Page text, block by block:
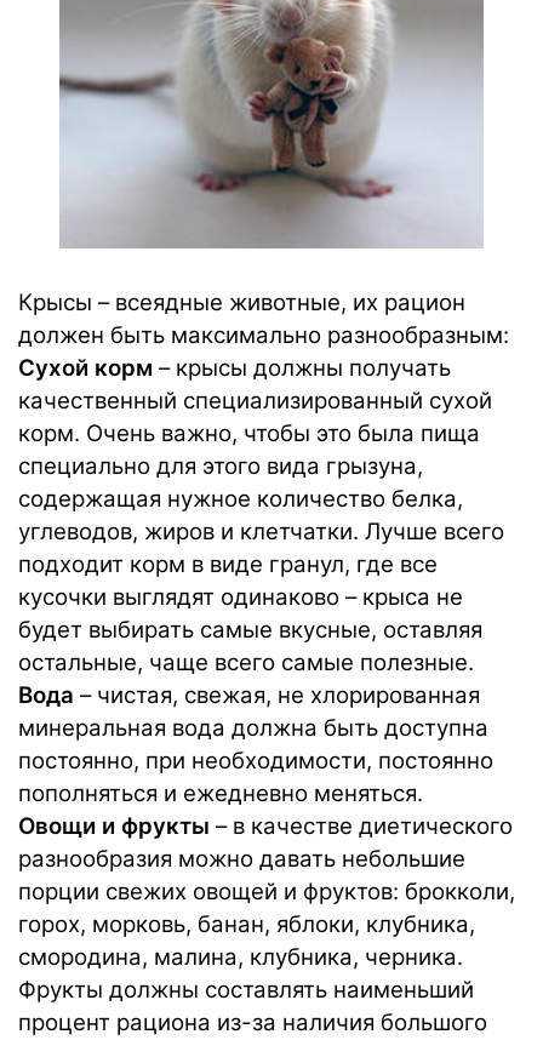
Крысы – всеядные животные, их рацион
должен быть максимально разнообразным:
Сухой корм – крысы должны получать
качественный специализированный сухой
корм. Очень важно, чтобы это была пища
специально для этого вида грызуна,
содержащая нужное количество белка,
углеводов, жиров и клетчатки. Лучше всего
подходит корм в виде гранул, где все
кусочки выглядят одинаково – крыса не
будет выбирать самые вкусные, оставляя
остальные, чаще всего самые полезные.
Вода – чистая, свежая, не хлорированная
минеральная вода должна быть доступна
постоянно, при необходимости, постоянно
пополняться и ежедневно меняться.
Овощи и фрукты – в качестве диетического
разнообразия можно давать небольшие
порции свежих овощей и фруктов: брокколи,
горох, морковь, банан, яблоки, клубника,
смородина, малина, клубника, черника.
Фрукты должны составлять наименьший
процент рациона из-за наличия большого